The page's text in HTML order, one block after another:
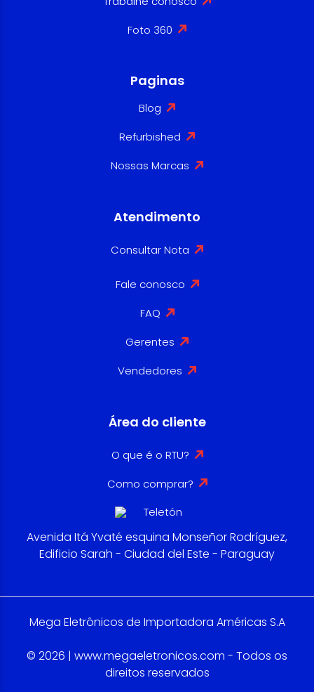
Foto 360
Paginas
Blog
Refurbished
Nossas Marcas
Atendimento
Consultar Nota
Fale conosco
FAQ
Gerentes
Vendedores
Área do cliente
O que é o RTU?
Como comprar?
Avenida Itá Yvaté esquina Monseñor Rodríguez,
Edificio Sarah - Ciudad del Este - Paraguay
Mega Eletrônicos de Importadora Américas S.A
© 2026 | www.megaeletronicos.com - Todos os
direitos reservados